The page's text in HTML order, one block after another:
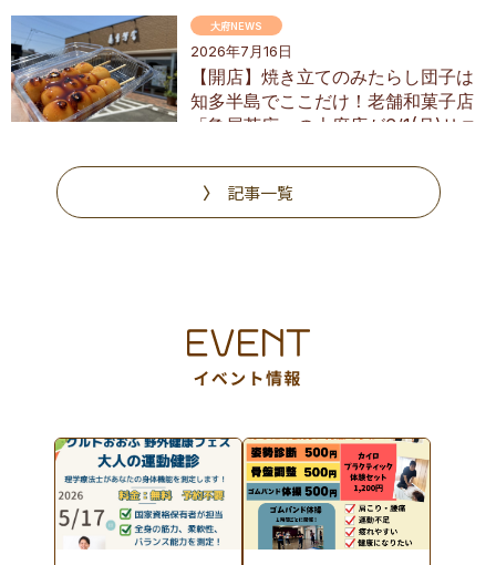
2026年7月16日
【開店】焼き立てのみたらし団子は
知多半島でここだけ！老舗和菓子店
「亀屋芳広」の大府店が6/1(月)リニ
大府NEWS
記事一覧